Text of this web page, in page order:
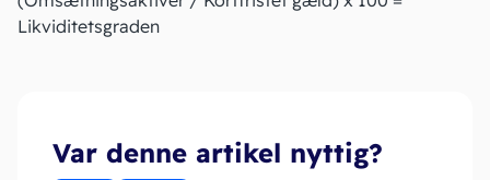
Likviditetsgraden
Var denne artikel nyttig?